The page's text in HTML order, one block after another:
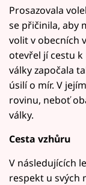
Prosazovala
se přičinila, aby
volit v obecních
otevřel jí cestu k
války započala
úsilí o mír. V
rovinu, neboť
války.
Cesta vzhůru
V následujících
respekt u svých